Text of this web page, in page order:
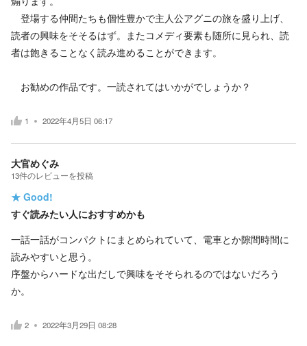
登場する仲間たちも個性豊かで主人公アグニの旅を盛り上げ、
読者の興味をそそるはず。またコメディ要素も随所に見られ、読
者は飽きることなく読み進めることができます。
お勧めの作品です。一読されてはいかがでしょうか？
1 2022年4月5日 06:17
大官めぐみ
13件のレビューを投稿
★ Good!
すぐ読みたい人におすすめかも
一話一話がコンパクトにまとめられていて、電車とか隙間時間に
読みやすいと思う。
序盤からハードな出だしで興味をそそられるのではないだろう
か。
2 2022年3月29日 08:28